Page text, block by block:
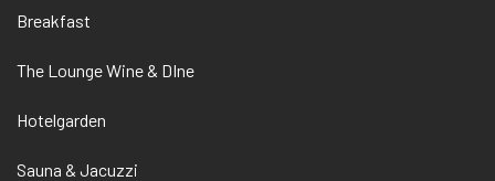
Breakfast
The Lounge Wine & DIne
Hotelgarden
Sauna & Jacuzzi